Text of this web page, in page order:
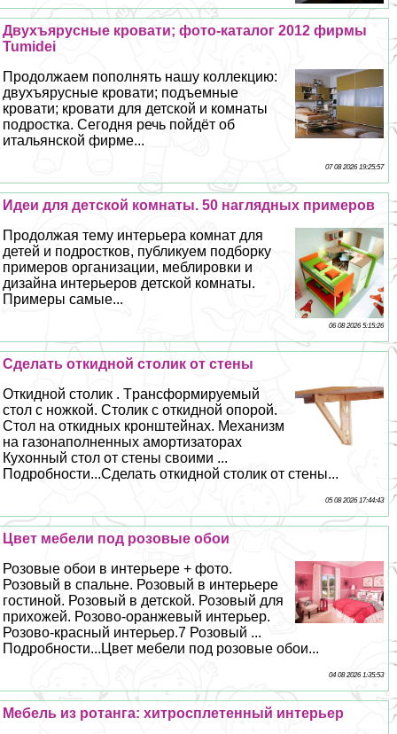
Двухъярусные кровати; фото-каталог 2012 фирмы
Tumidei
Продолжаем пополнять нашу коллекцию:
двухъярусные кровати; подъемные
кровати; кровати для детской и комнаты
подростка. Сегодня речь пойдёт об
итальянской фирме...
07 08 2026 19:25:57
Идеи для детской комнаты. 50 наглядных примеров
Продолжая тему интерьера комнат для
детей и подростков, публикуем подборку
примеров организации, мeблировки и
дизайна интерьеров детской комнаты.
Примеры самые...
06 08 2026 5:15:26
Сделать откидной столик от стены
Откидной столик . Tрaнcформируемый
стол с ножкой. Столик с откидной опорой.
Стол на откидных кронштейнах. Механизм
на газонаполненных амортизаторах
Кухонный стол от стены своими ...
Подробности...Сделать откидной столик от стены...
05 08 2026 17:44:43
Цвет мебели под розовые обои
Розовые обои в интерьере + фото.
Розовый в спальне. Розовый в интерьере
гостиной. Розовый в детской. Розовый для
прихожей. Розово-оранжевый интерьер.
Розово-красный интерьер.7 Розовый ...
Подробности...Цвет мебели под розовые обои...
04 08 2026 1:35:53
Мебель из ротанга: хитросплетенный интерьер